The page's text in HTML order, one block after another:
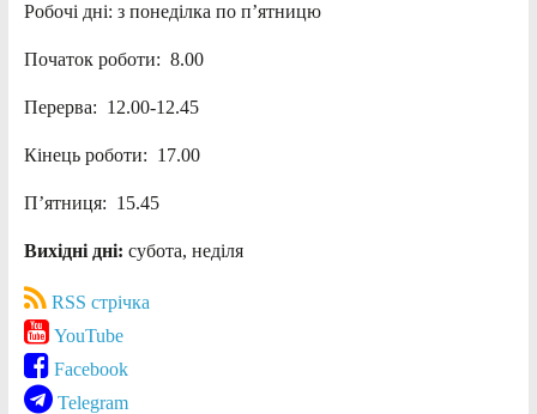
Робочі дні: з понеділка по п’ятницю
Початок роботи: 8.00
Перерва: 12.00-12.45
Кінець роботи: 17.00
П’ятниця: 15.45
Вихідні дні: субота, неділя
RSS стрічка
YouTube
Facebook
Telegram